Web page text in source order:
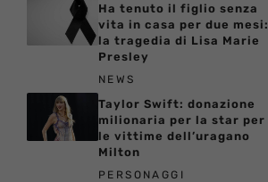
Ha tenuto il figlio senza
vita in casa per due mesi:
la tragedia di Lisa Marie
Presley
NEWS
Taylor Swift: donazione
milionaria per la star per
le vittime dell’uragano
Milton
PERSONAGGI